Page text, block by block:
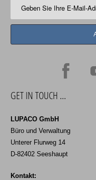
GET IN TOUCH …
LUPACO GmbH
Büro und Verwaltung
Unterer Flurweg 14
D-82402 Seeshaupt
Kontakt: